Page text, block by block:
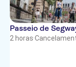
Passeio de
2 horas·